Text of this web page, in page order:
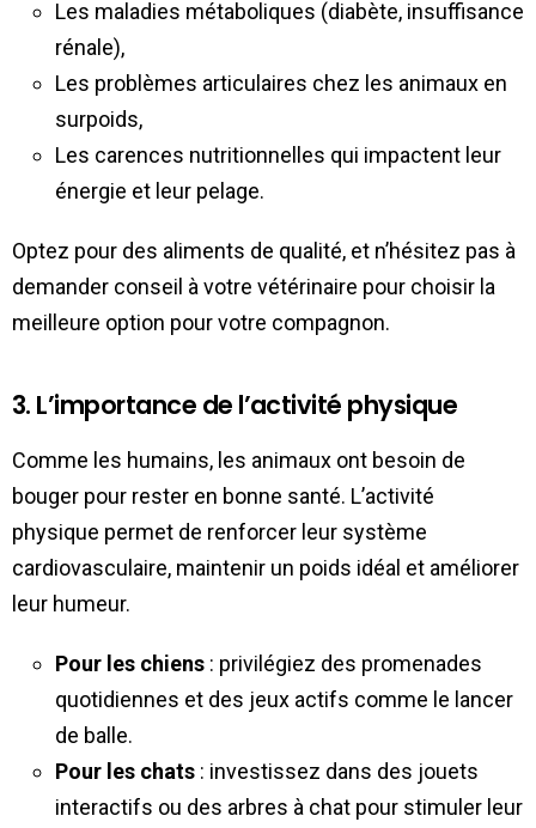
Les maladies métaboliques (diabète, insuffisance
rénale),
Les problèmes articulaires chez les animaux en
surpoids,
Les carences nutritionnelles qui impactent leur
énergie et leur pelage.
Optez pour des aliments de qualité, et n’hésitez pas à
demander conseil à votre vétérinaire pour choisir la
meilleure option pour votre compagnon.
3. L’importance de l’activité physique
Comme les humains, les animaux ont besoin de
bouger pour rester en bonne santé. L’activité
physique permet de renforcer leur système
cardiovasculaire, maintenir un poids idéal et améliorer
leur humeur.
Pour les chiens : privilégiez des promenades
quotidiennes et des jeux actifs comme le lancer
de balle.
Pour les chats : investissez dans des jouets
interactifs ou des arbres à chat pour stimuler leur